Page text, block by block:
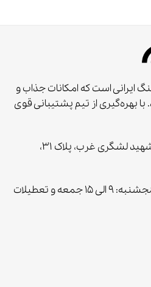
ایرانی است که امکانات جذاب و
بهره‌گیری از تیم پشتیبانی قوی
۰۲۱۹۱۰۱۵۳۸۳ تهران،بزرگراه شهید لشگری غرب، پلاک ۳۱،
شنبه تا چهارشنبه: ۹ الی ۱۷ پنجشنبه: ۹ الی ۱۵ جمعه و تعطیلات